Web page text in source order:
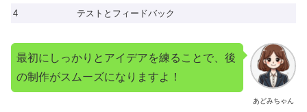
4
テストとフィードバック
あどみちゃん
最初にしっかりとアイデアを練ることで、後
の制作がスムーズになりますよ！